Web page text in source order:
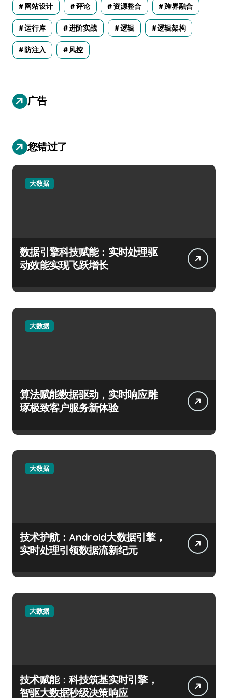
网站设计 评论 资源整合 跨界融合
运行库 进阶实战 逻辑 逻辑架构
防注入 风控
广告
您错过了
大数据
数据引擎科技赋能：实时处理驱
动效能实现飞跃增长
大数据
算法赋能数据驱动，实时响应雕
琢极致客户服务新体验
大数据
技术护航：Android大数据引擎，
实时处理引领数据流新纪元
大数据
技术赋能：科技筑基实时引擎，
智驱大数据秒级决策响应